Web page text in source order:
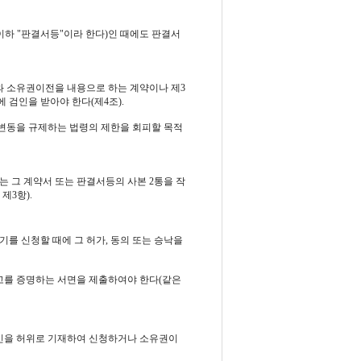
"판결서등"이라 한다)인 때에도 판결서
소유권이전을 내용으로 하는 계약이나 제3
검인을 받아야 한다(제4조).
을 규제하는 법령의 제한을 회피할 목적
그 계약서 또는 판결서등의 사본 2통을 작
3항).
를 신청할 때에 그 허가, 동의 또는 승낙을
증명하는 서면을 제출하여야 한다(같은
허위로 기재하여 신청하거나 소유권이